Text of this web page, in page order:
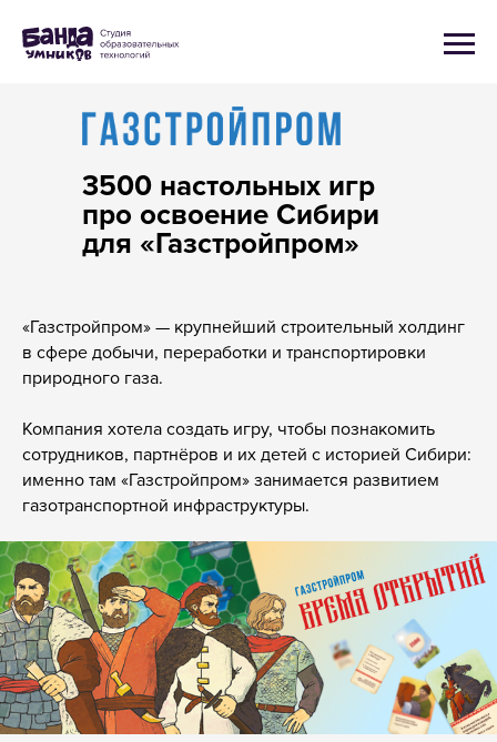
3500 настольных игр
про освоение Сибири
для «Газстройпром»
«Газстройпром» — крупнейший строительный холдинг
в сфере добычи, переработки и транспортировки
природного газа.
Компания хотела создать игру, чтобы познакомить
сотрудников, партнёров и их детей с историей Сибири:
именно там «Газстройпром» занимается развитием
газотранспортной инфраструктуры.